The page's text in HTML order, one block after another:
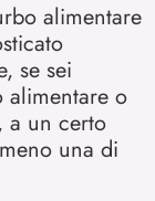
alimentare
se sei
alimentare o
a un certo
una di